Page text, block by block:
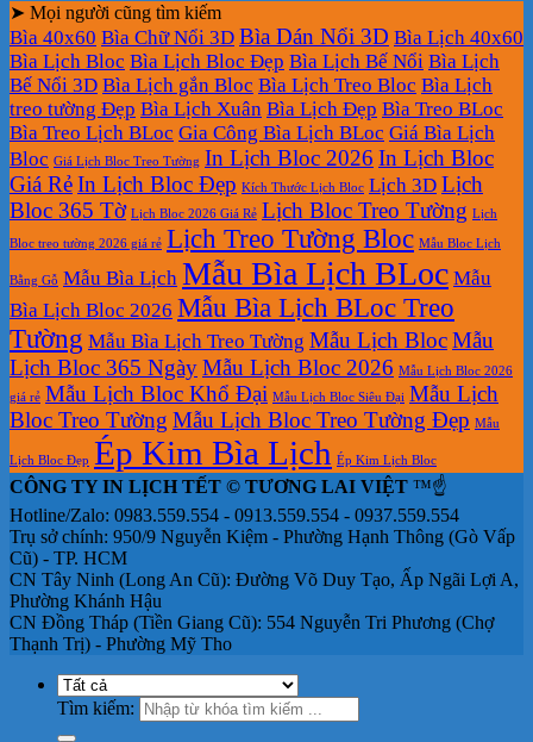
➤ Mọi người cũng tìm kiếm
Bìa 40x60 Bìa Chữ Nổi 3D Bìa Dán Nổi 3D Bìa Lịch 40x60
Bìa Lịch Bloc Bìa Lịch Bloc Đẹp Bìa Lịch Bế Nổi Bìa Lịch
Bế Nổi 3D Bìa Lịch gắn Bloc Bìa Lịch Treo Bloc Bìa Lịch
treo tường Đẹp Bìa Lịch Xuân Bìa Lịch Đẹp Bìa Treo BLoc
Bìa Treo Lịch BLoc Gia Công Bìa Lịch BLoc Giá Bìa Lịch
Bloc Giá Lịch Bloc Treo Tường In Lịch Bloc 2026 In Lịch Bloc
Giá RẻIn Lịch Bloc Đẹp Kích Thước Lịch Bloc Lịch 3D Lịch
Bloc 365 Tờ Lịch Bloc 2026 Giá Rẻ Lịch Bloc Treo Tường Lịch
Bloc treo tường 2026 giá rẻ Lịch Treo Tường Bloc Mẫu Bloc Lịch
Bằng Gỗ Mẫu Bìa Lịch Mẫu Bìa Lịch BLoc Mẫu
Bìa Lịch Bloc 2026 Mẫu Bìa Lịch BLoc Treo
Tường Mẫu Bìa Lịch Treo Tường Mẫu Lịch BlocMẫu
Lịch Bloc 365 NgàyMẫu Lịch Bloc 2026 Mẫu Lịch Bloc 2026
giá rẻ Mẫu Lịch Bloc Khổ Đại Mẫu Lịch Bloc Siêu Đại Mẫu Lịch
Bloc Treo Tường Mẫu Lịch Bloc Treo Tường Đẹp Mẫu
Lịch Bloc Đẹp Ép Kim Bìa Lịch Ép Kim Lịch Bloc
CÔNG TY IN LỊCH TẾT © TƯƠNG LAI VIỆT ™☝️
Hotline/Zalo: 0983.559.554 - 0913.559.554 - 0937.559.554
Trụ sở chính: 950/9 Nguyễn Kiệm - Phường Hạnh Thông (Gò Vấp
Cũ) - TP. HCM
CN Tây Ninh (Long An Cũ): Đường Võ Duy Tạo, Ấp Ngãi Lợi A,
Phường Khánh Hậu
CN Đồng Tháp (Tiền Giang Cũ): 554 Nguyễn Tri Phương (Chợ
Thạnh Trị) - Phường Mỹ Tho
Tìm kiếm: